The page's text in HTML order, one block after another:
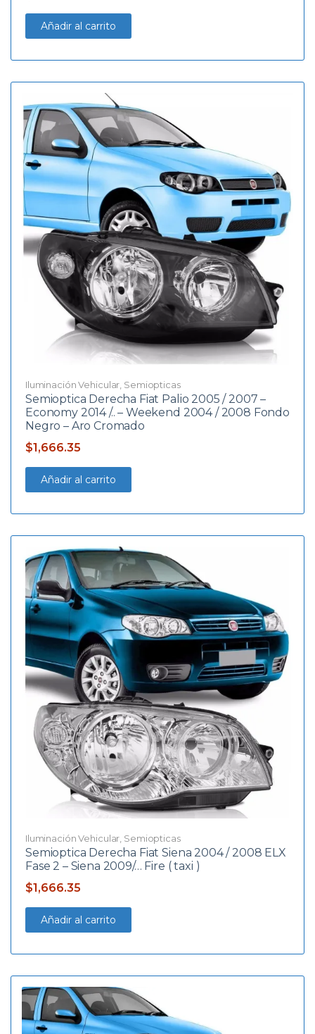
Añadir al carrito
Iluminación Vehicular Semiopticas
Semioptica Derecha Fiat Palio 2005 / 2007 –
Economy 2014 /.. – Weekend 2004 / 2008 Fondo
Negro – Aro Cromado
$1,666.35
Añadir al carrito
Iluminación Vehicular Semiopticas
Semioptica Derecha Fiat Siena 2004 / 2008 ELX
Fase 2 – Siena 2009/… Fire ( taxi )
$1,666.35
Añadir al carrito